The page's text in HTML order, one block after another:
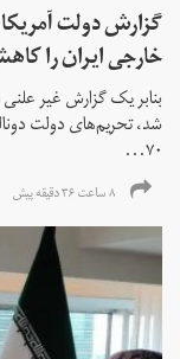
خارجی ایران را
بنابر یک گزارش غیر علنی
۷۰...
۸ ساعت ۳۶ دقیقه پیش